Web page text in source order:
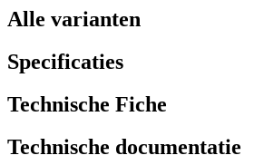
Alle varianten
Specificaties
Technische Fiche
Technische documentatie